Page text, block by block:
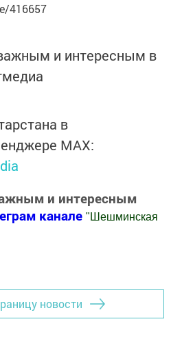
416657
и интересным в
в
MАХ:
и интересным
канале " Шешминская
новости